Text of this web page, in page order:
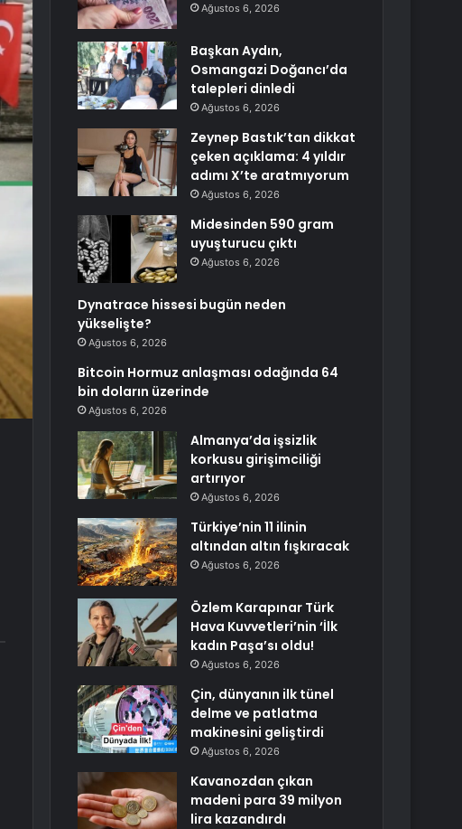
Ağustos 6, 2026
Başkan Aydın,
Osmangazi Doğancı’da
talepleri dinledi
Ağustos 6, 2026
Zeynep Bastık’tan dikkat
çeken açıklama: 4 yıldır
adımı X’te aratmıyorum
Ağustos 6, 2026
Midesinden 590 gram
uyuşturucu çıktı
Ağustos 6, 2026
Dynatrace hissesi bugün neden
yükselişte?
Ağustos 6, 2026
Bitcoin Hormuz anlaşması odağında 64
bin doların üzerinde
Ağustos 6, 2026
Almanya’da işsizlik
korkusu girişimciliği
artırıyor
Ağustos 6, 2026
Türkiye’nin 11 ilinin
altından altın fışkıracak
Ağustos 6, 2026
Özlem Karapınar Türk
Hava Kuvvetleri’nin ‘İlk
kadın Paşa’sı oldu!
Ağustos 6, 2026
Çin, dünyanın ilk tünel
delme ve patlatma
makinesini geliştirdi
Ağustos 6, 2026
Kavanozdan çıkan
madeni para 39 milyon
lira kazandırdı